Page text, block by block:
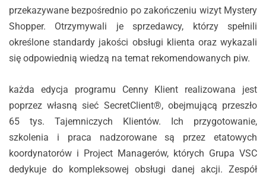
przekazywane bezpośrednio po zakończeniu wizyt Mystery
Shopper. Otrzymywali je sprzedawcy, którzy spełnili
określone standardy jakości obsługi klienta oraz wykazali
się odpowiednią wiedzą na temat rekomendowanych piw.
każda edycja programu Cenny Klient realizowana jest
poprzez własną sieć SecretClient®, obejmującą przeszło
65 tys. Tajemniczych Klientów. Ich przygotowanie,
szkolenia i praca nadzorowane są przez etatowych
koordynatorów i Project Managerów, których Grupa VSC
dedykuje do kompleksowej obsługi danej akcji. Zespół